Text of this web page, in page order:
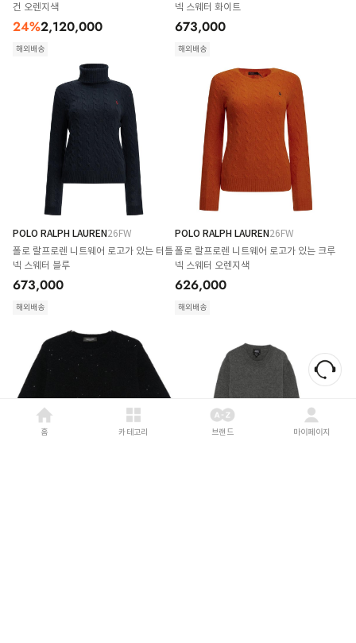
건 오렌지색
24%2,120,000
해외배송
넥 스웨터 화이트
673,000
해외배송
POLO RALPH LAUREN26FW
폴로 랄프로렌 니트웨어 로고가 있는 터틀
넥 스웨터 블루
673,000
해외배송
POLO RALPH LAUREN26FW
폴로 랄프로렌 니트웨어 로고가 있는 크루
넥 스웨터 오렌지색
626,000
해외배송
홈 카테고리 브랜드 마이페이지